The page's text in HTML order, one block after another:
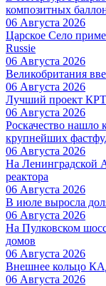
композитных
06 Августа 2026
Царское Село
Russie
06 Августа 2026
Великобритания
06 Августа 2026
Лучший проект КРТ
06 Августа 2026
Роскачество нашло
крупнейших
06 Августа 2026
На Ленинградской
реактора
06 Августа 2026
В июле выросла
06 Августа 2026
На Пулковском
домов
06 Августа 2026
Внешнее кольцо
06 Августа 2026